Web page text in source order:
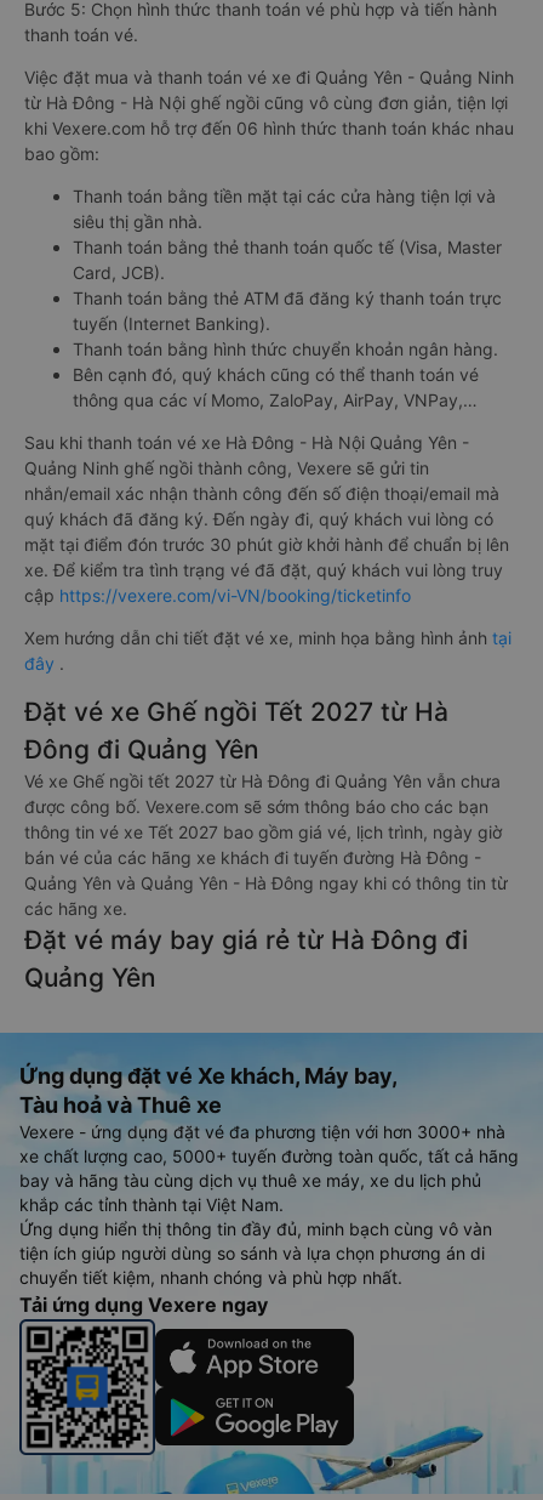
Bước 5: Chọn hình thức thanh toán vé phù hợp và tiến hành
thanh toán vé.
Việc đặt mua và thanh toán vé xe đi Quảng Yên - Quảng Ninh
từ Hà Đông - Hà Nội ghế ngồi cũng vô cùng đơn giản, tiện lợi
khi Vexere.com hỗ trợ đến 06 hình thức thanh toán khác nhau
bao gồm:
Thanh toán bằng tiền mặt tại các cửa hàng tiện lợi và
siêu thị gần nhà.
Thanh toán bằng thẻ thanh toán quốc tế (Visa, Master
Card, JCB).
Thanh toán bằng thẻ ATM đã đăng ký thanh toán trực
tuyến (Internet Banking).
Thanh toán bằng hình thức chuyển khoản ngân hàng.
Bên cạnh đó, quý khách cũng có thể thanh toán vé
thông qua các ví Momo, ZaloPay, AirPay, VNPay,…
Sau khi thanh toán vé xe Hà Đông - Hà Nội Quảng Yên -
Quảng Ninh ghế ngồi thành công, Vexere sẽ gửi tin
nhắn/email xác nhận thành công đến số điện thoại/email mà
quý khách đã đăng ký. Đến ngày đi, quý khách vui lòng có
mặt tại điểm đón trước 30 phút giờ khởi hành để chuẩn bị lên
xe. Để kiểm tra tình trạng vé đã đặt, quý khách vui lòng truy
cập https://vexere.com/vi-VN/booking/ticketinfo
Xem hướng dẫn chi tiết đặt vé xe, minh họa bằng hình ảnh tại
đây .
Đặt vé xe Ghế ngồi Tết 2027 từ Hà
Đông đi Quảng Yên
Vé xe Ghế ngồi tết 2027 từ Hà Đông đi Quảng Yên vẫn chưa
được công bố. Vexere.com sẽ sớm thông báo cho các bạn
thông tin vé xe Tết 2027 bao gồm giá vé, lịch trình, ngày giờ
bán vé của các hãng xe khách đi tuyến đường Hà Đông -
Quảng Yên và Quảng Yên - Hà Đông ngay khi có thông tin từ
các hãng xe.
Đặt vé máy bay giá rẻ từ Hà Đông đi
Quảng Yên
Ứng dụng đặt vé Xe khách, Máy bay,
Tàu hoả và Thuê xe
Vexere - ứng dụng đặt vé đa phương tiện với hơn 3000+ nhà
xe chất lượng cao, 5000+ tuyến đường toàn quốc, tất cả hãng
bay và hãng tàu cùng dịch vụ thuê xe máy, xe du lịch phủ
khắp các tỉnh thành tại Việt Nam.
Ứng dụng hiển thị thông tin đầy đủ, minh bạch cùng vô vàn
tiện ích giúp người dùng so sánh và lựa chọn phương án di
chuyển tiết kiệm, nhanh chóng và phù hợp nhất.
Tải ứng dụng Vexere ngay